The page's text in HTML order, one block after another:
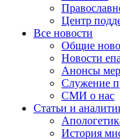
Центр
Все новости
Общие
Новости
Анонсы
Служение
СМИ о нас
Статьи и
История